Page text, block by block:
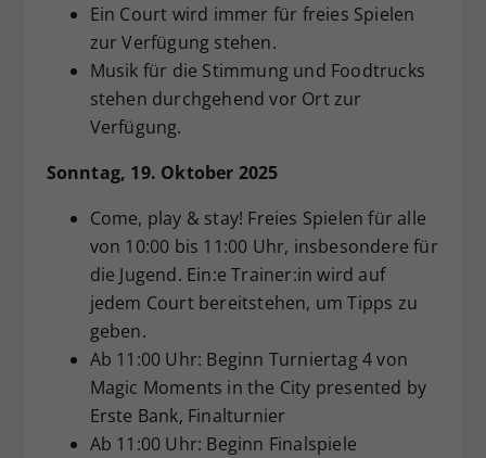
Ein Court wird immer für freies Spielen
zur Verfügung stehen.
Musik für die Stimmung und Foodtrucks
stehen durchgehend vor Ort zur
Verfügung.
Sonntag, 19. Oktober 2025
Come, play & stay! Freies Spielen für alle
von 10:00 bis 11:00 Uhr, insbesondere für
die Jugend. Ein:e Trainer:in wird auf
jedem Court bereitstehen, um Tipps zu
geben.
Ab 11:00 Uhr: Beginn Turniertag 4 von
Magic Moments in the City presented by
Erste Bank, Finalturnier
Ab 11:00 Uhr: Beginn Finalspiele